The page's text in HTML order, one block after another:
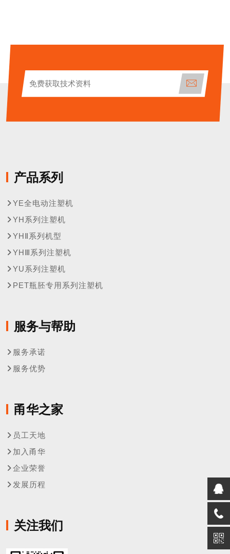
产品系列
YE全电动注塑机
YH系列注塑机
YHⅡ系列机型
YHⅢ系列注塑机
YU系列注塑机
PET瓶胚专用系列注塑机
服务与帮助
服务承诺
服务优势
甬华之家
员工天地
加入甬华
企业荣誉
发展历程
关注我们